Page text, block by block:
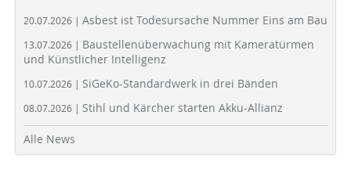
20.07.2026 | Asbest ist Todesursache Nummer Eins am Bau
13.07.2026 | Baustellenüberwachung mit Kameratürmen
und Künstlicher Intelligenz
10.07.2026 | SiGeKo-Standardwerk in drei Bänden
08.07.2026 | Stihl und Kärcher starten Akku-Allianz
Alle News